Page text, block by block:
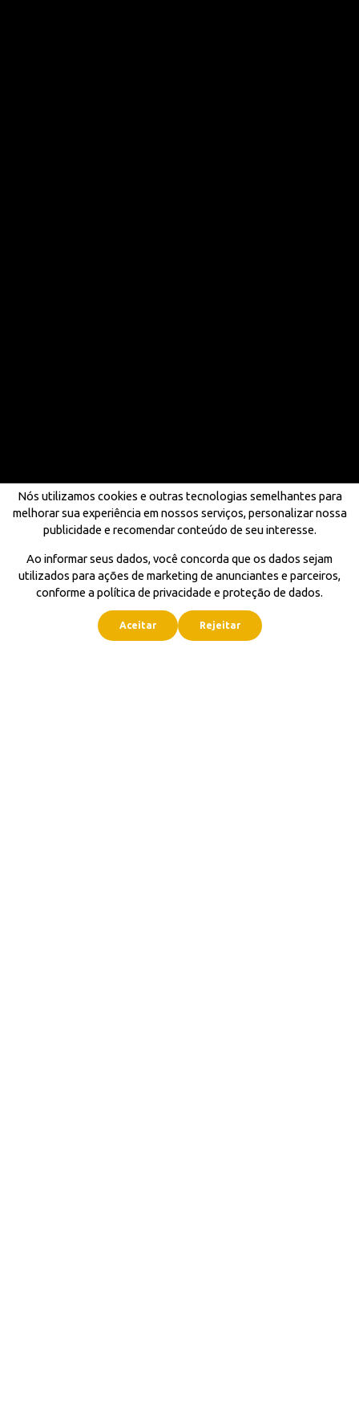
Nós utilizamos cookies e outras tecnologias semelhantes para
melhorar sua experiência em nossos serviços, personalizar nossa
publicidade e recomendar conteúdo de seu interesse.
Ao informar seus dados, você concorda que os dados sejam
utilizados para ações de marketing de anunciantes e parceiros,
conforme a política de privacidade e proteção de dados.
Aceitar Rejeitar